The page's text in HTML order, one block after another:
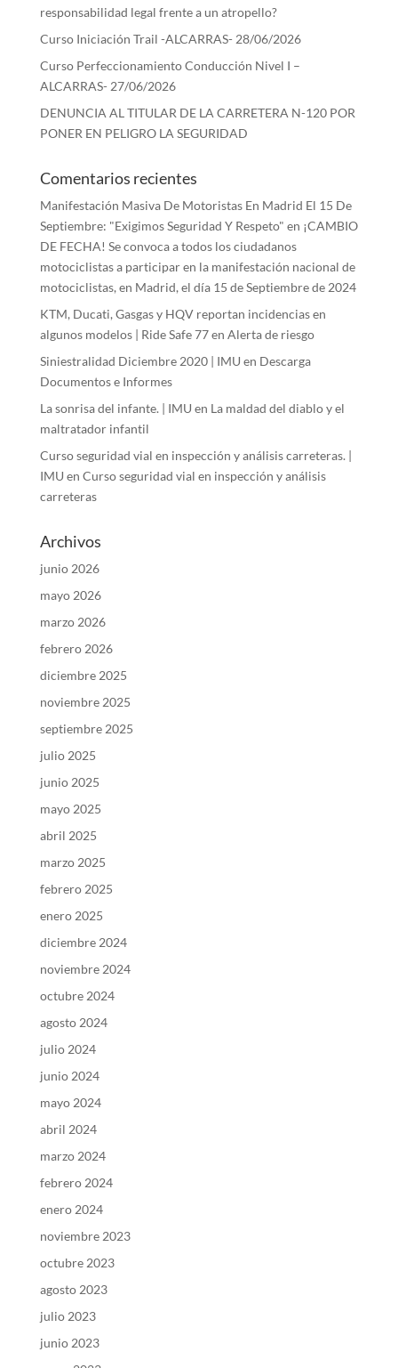
responsabilidad legal frente a un atropello?
Curso Iniciación Trail -ALCARRAS- 28/06/2026
Curso Perfeccionamiento Conducción Nivel I –
ALCARRAS- 27/06/2026
DENUNCIA AL TITULAR DE LA CARRETERA N-120 POR
PONER EN PELIGRO LA SEGURIDAD
Comentarios recientes
Manifestación Masiva De Motoristas En Madrid El 15 De
Septiembre: "Exigimos Seguridad Y Respeto" en ¡CAMBIO
DE FECHA! Se convoca a todos los ciudadanos
motociclistas a participar en la manifestación nacional de
motociclistas, en Madrid, el día 15 de Septiembre de 2024
KTM, Ducati, Gasgas y HQV reportan incidencias en
algunos modelos | Ride Safe 77en Alerta de riesgo
Siniestralidad Diciembre 2020 | IMU en Descarga
Documentos e Informes
La sonrisa del infante. | IMU en La maldad del diablo y el
maltratador infantil
Curso seguridad vial en inspección y análisis carreteras. |
IMU en Curso seguridad vial en inspección y análisis
carreteras
Archivos
junio 2026
mayo 2026
marzo 2026
febrero 2026
diciembre 2025
noviembre 2025
septiembre 2025
julio 2025
junio 2025
mayo 2025
abril 2025
marzo 2025
febrero 2025
enero 2025
diciembre 2024
noviembre 2024
octubre 2024
agosto 2024
julio 2024
junio 2024
mayo 2024
abril 2024
marzo 2024
febrero 2024
enero 2024
noviembre 2023
octubre 2023
agosto 2023
julio 2023
junio 2023